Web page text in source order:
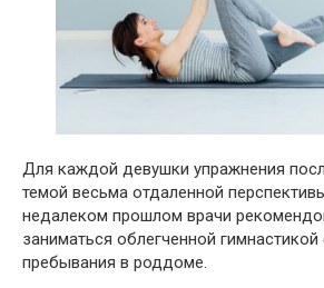
Для каждой девушки упражнения
темой весьма отдаленной
недалеком прошлом врачи
заниматься облегченной
пребывания в роддоме.